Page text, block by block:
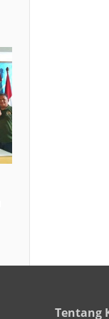
Tentang